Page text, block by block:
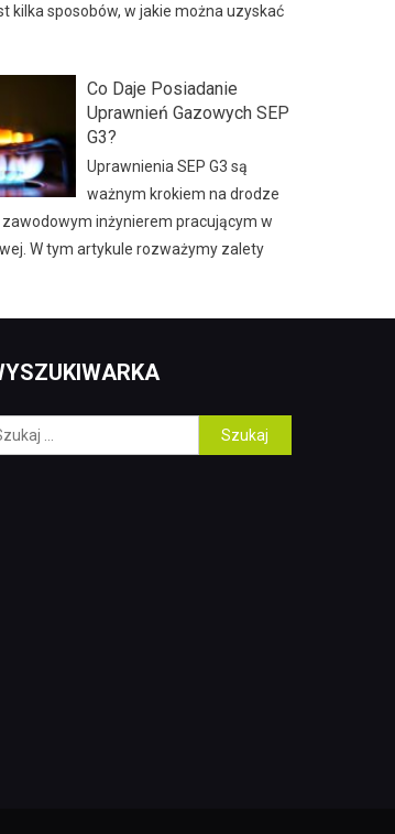
kilka sposobów, w jakie można uzyskać
Co Daje Posiadanie
Uprawnień Gazowych SEP
G3?
Uprawnienia SEP G3 są
ważnym krokiem na drodze
zawodowym inżynierem pracującym w
W tym artykule rozważymy zalety
Szukaj: